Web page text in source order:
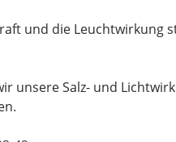
und die Leuchtwirkung
unsere Salz- und